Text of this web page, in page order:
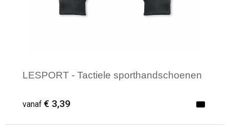
LESPORT - Tactiele sporthandschoenen
vanaf € 3,39